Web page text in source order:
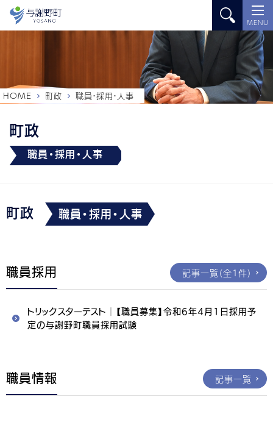
MENU
町政
職員・採用・人事
HOME 町政 職員・採用・人事
町政 職員・採用・人事
職員採用 記事一覧（全1件）
トリックスターテスト│【職員募集】令和6年4月1日採用予
定の与謝野町職員採用試験
職員情報 記事一覧